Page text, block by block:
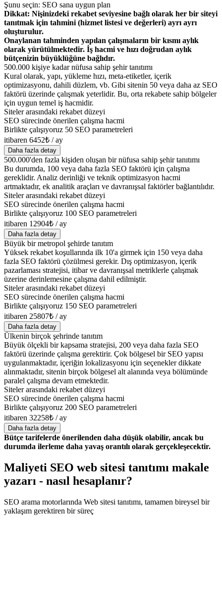
Şunu seçin: SEO sana uygun plan
Dikkat: Nişinizdeki rekabet seviyesine bağlı olarak her bir siteyi
tanıtmak için tahmini (hizmet listesi ve değerleri) ayrı ayrı
oluşturulur.
Onaylanan tahminden yapılan çalışmaların bir kısmı aylık
olarak yürütülmektedir. İş hacmi ve hızı doğrudan aylık
bütçenizin büyüklüğüne bağlıdır.
500.000 kişiye kadar nüfusa sahip şehir tanıtımı
Kural olarak, yapı, yükleme hızı, meta-etiketler, içerik
optimizasyonu, dahili düzlem, vb. Gibi sitenin 50 veya daha az SEO
faktörü üzerinde çalışmak yeterlidir. Bu, orta rekabete sahip bölgeler
için uygun temel iş hacmidir.
Siteler arasındaki rekabet düzeyi
SEO sürecinde önerilen çalışma hacmi
Birlikte çalışıyoruz 50 SEO parametreleri
itibaren 6452₺ / ay
Daha fazla detay
500.000'den fazla kişiden oluşan bir nüfusa sahip şehir tanıtımı
Bu durumda, 100 veya daha fazla SEO faktörü için çalışma
gereklidir. Analiz derinliği ve teknik optimizasyon hacmi
artmaktadır, ek analitik araçları ve davranışsal faktörler bağlantılıdır.
Siteler arasındaki rekabet düzeyi
SEO sürecinde önerilen çalışma hacmi
Birlikte çalışıyoruz 100 SEO parametreleri
itibaren 12904₺ / ay
Daha fazla detay
Büyük bir metropol şehirde tanıtım
Yüksek rekabet koşullarında ilk 10'a girmek için 150 veya daha
fazla SEO faktörü çözülmesi gerekir. Dış optimizasyon, içerik
pazarlaması stratejisi, itibar ve davranışsal metriklerle çalışmak
üzerine derinlemesine çalışma dahil edilmiştir.
Siteler arasındaki rekabet düzeyi
SEO sürecinde önerilen çalışma hacmi
Birlikte çalışıyoruz 150 SEO parametreleri
itibaren 25807₺ / ay
Daha fazla detay
Ülkenin birçok şehrinde tanıtım
Büyük ölçekli bir kapsama stratejisi, 200 veya daha fazla SEO
faktörü üzerinde çalışma gerektirir. Çok bölgesel bir SEO yapısı
uygulanmaktadır, içeriğin lokalizasyonu için seçenekler dikkate
alınmaktadır, sitenin birçok bölgesel alt alanında veya bölümünde
paralel çalışma devam etmektedir.
Siteler arasındaki rekabet düzeyi
SEO sürecinde önerilen çalışma hacmi
Birlikte çalışıyoruz 200 SEO parametreleri
itibaren 32258₺ / ay
Daha fazla detay
Bütçe tarifelerde önerilenden daha düşük olabilir, ancak bu
durumda ilerleme daha yavaş orantılı olarak gerçekleşecektir.
Maliyeti SEO web sitesi tanıtımı makale
yazarı - nasıl hesaplanır?
SEO arama motorlarında Web sitesi tanıtımı, tamamen bireysel bir
yaklaşım gerektiren bir süreç